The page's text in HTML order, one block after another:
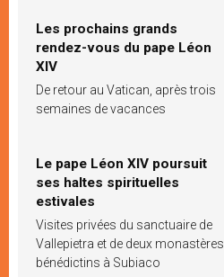
Les prochains grands
rendez-vous du pape Léon
XIV
De retour au Vatican, après trois
semaines de vacances
Le pape Léon XIV poursuit
ses haltes spirituelles
estivales
Visites privées du sanctuaire de
Vallepietra et de deux monastères
bénédictins à Subiaco